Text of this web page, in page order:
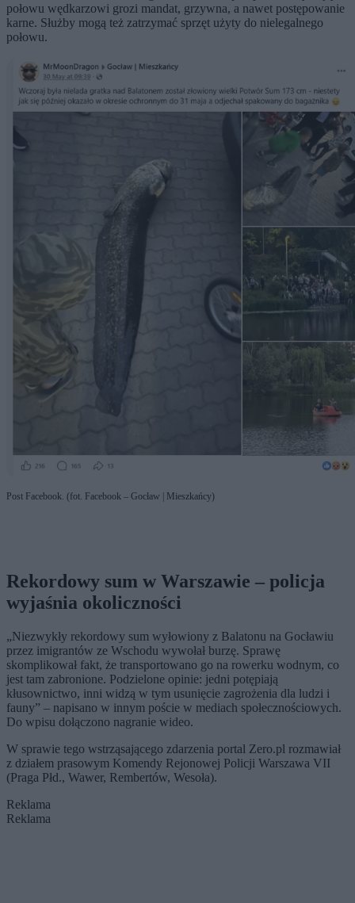
połowu wędkarzowi grozi mandat, grzywna, a nawet postępowanie
karne. Służby mogą też zatrzymać sprzęt użyty do nielegalnego
połowu.
Post Facebook. (fot. Facebook – Gocław | Mieszkańcy)
Rekordowy sum w Warszawie – policja
wyjaśnia okoliczności
„Niezwykły rekordowy sum wyłowiony z Balatonu na Gocławiu
przez imigrantów ze Wschodu wywołał burzę. Sprawę
skomplikował fakt, że transportowano go na rowerku wodnym, co
jest tam zabronione. Podzielone opinie: jedni potępiają
kłusownictwo, inni widzą w tym usunięcie zagrożenia dla ludzi i
fauny” – napisano w innym poście w mediach społecznościowych.
Do wpisu dołączono nagranie wideo.
W sprawie tego wstrząsającego zdarzenia portal Zero.pl rozmawiał
z działem prasowym Komendy Rejonowej Policji Warszawa VII
(Praga Płd., Wawer, Rembertów, Wesoła).
Reklama
Reklama